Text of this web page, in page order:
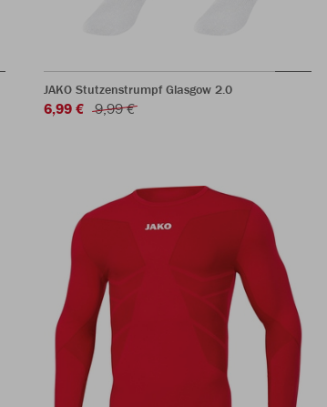
JAKO Stutzenstrumpf Glasgow 2.0
6,99 € 9,99 €